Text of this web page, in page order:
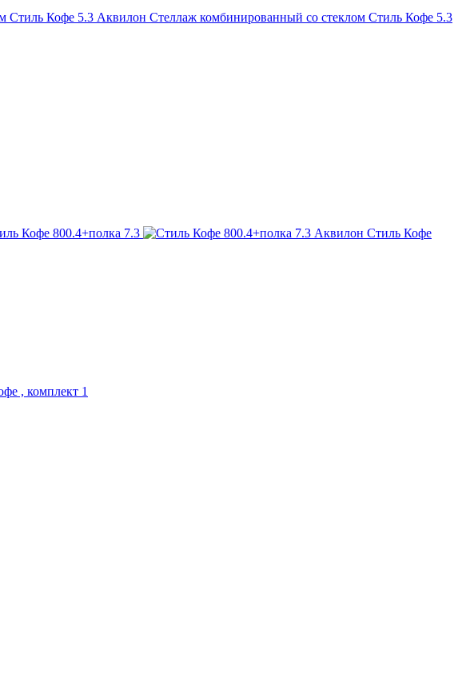
Аквилон Стеллаж комбинированный со стеклом Стиль Кофе 5.3
Аквилон Стиль Кофе
, комплект 1